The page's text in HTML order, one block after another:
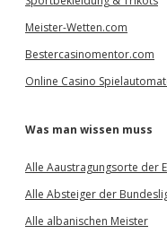
Meister-Wetten.com
Bestercasinomentor.com
Online Casino
Was man wissen muss
Alle Aaustragungsorte der
Alle Absteiger der
Alle albanischen Meister